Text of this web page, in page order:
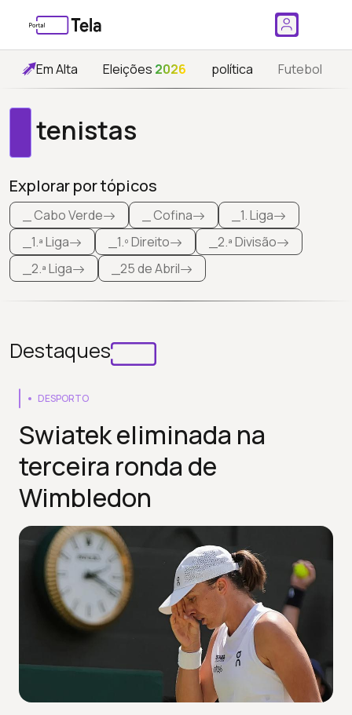
Em Alta Eleições 2026 política Futebol
tenistas
Explorar por tópicos
_ Cabo Verde _ Cofina
_1. Liga
_1.ª Liga
_1.º Direito
_2.ª Divisão
_2.ª Liga
_25 de Abril
Destaques
DESPORTO
Swiatek eliminada na
terceira ronda de
Wimbledon